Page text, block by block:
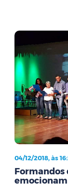
04/12/2018, às
Formandos